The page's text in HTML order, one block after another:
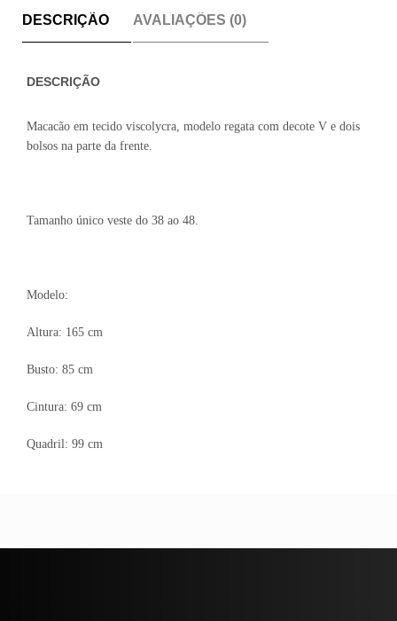
DESCRIÇÃO AVALIAÇÕES (0)
DESCRIÇÃO
Macacão em tecido viscolycra, modelo regata com decote V e dois
bolsos na parte da frente.
Tamanho único veste do 38 ao 48.
Modelo:
Altura: 165 cm
Busto: 85 cm
Cintura: 69 cm
Quadril: 99 cm